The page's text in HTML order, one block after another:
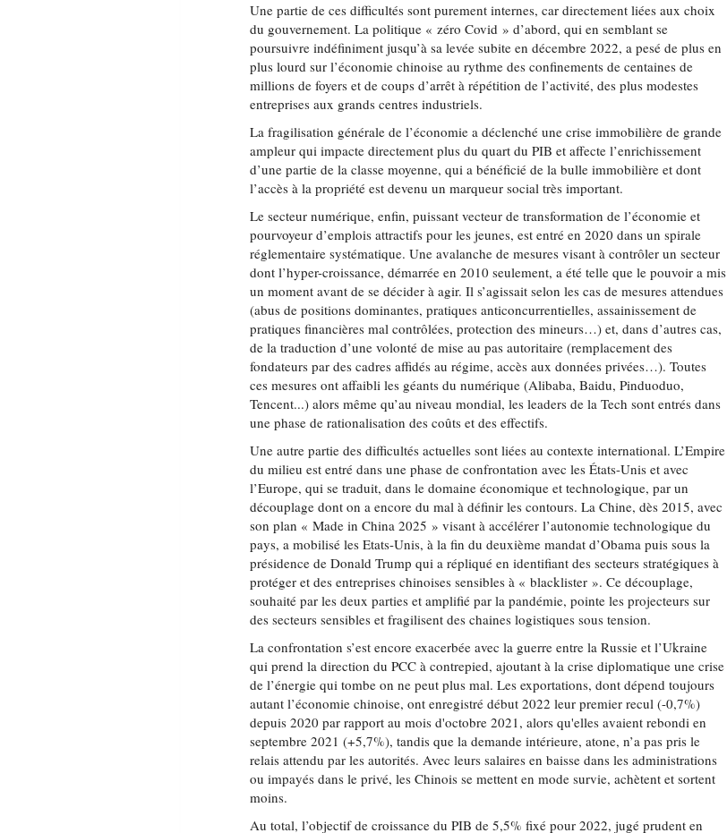
Une partie de ces difficultés sont purement internes, car directement liées aux choix
du gouvernement. La politique « zéro Covid » d’abord, qui en semblant se
poursuivre indéfiniment jusqu’à sa levée subite en décembre 2022, a pesé de plus en
plus lourd sur l’économie chinoise au rythme des confinements de centaines de
millions de foyers et de coups d’arrêt à répétition de l’activité, des plus modestes
entreprises aux grands centres industriels.
La fragilisation générale de l’économie a déclenché une crise immobilière de grande
ampleur qui impacte directement plus du quart du PIB et affecte l’enrichissement
d’une partie de la classe moyenne, qui a bénéficié de la bulle immobilière et dont
l’accès à la propriété est devenu un marqueur social très important.
Le secteur numérique, enfin, puissant vecteur de transformation de l’économie et
pourvoyeur d’emplois attractifs pour les jeunes, est entré en 2020 dans un spirale
réglementaire systématique. Une avalanche de mesures visant à contrôler un secteur
dont l’hyper-croissance, démarrée en 2010 seulement, a été telle que le pouvoir a mis
un moment avant de se décider à agir. Il s’agissait selon les cas de mesures attendues
(abus de positions dominantes, pratiques anticoncurrentielles, assainissement de
pratiques financières mal contrôlées, protection des mineurs…) et, dans d’autres cas,
de la traduction d’une volonté de mise au pas autoritaire (remplacement des
fondateurs par des cadres affidés au régime, accès aux données privées…). Toutes
ces mesures ont affaibli les géants du numérique (Alibaba, Baidu, Pinduoduo,
Tencent...) alors même qu’au niveau mondial, les leaders de la Tech sont entrés dans
une phase de rationalisation des coûts et des effectifs.
Une autre partie des difficultés actuelles sont liées au contexte international. L’Empire
du milieu est entré dans une phase de confrontation avec les États-Unis et avec
l’Europe, qui se traduit, dans le domaine économique et technologique, par un
découplage dont on a encore du mal à définir les contours. La Chine, dès 2015, avec
son plan « Made in China 2025 » visant à accélérer l’autonomie technologique du
pays, a mobilisé les Etats-Unis, à la fin du deuxième mandat d’Obama puis sous la
présidence de Donald Trump qui a répliqué en identifiant des secteurs stratégiques à
protéger et des entreprises chinoises sensibles à « blacklister ». Ce découplage,
souhaité par les deux parties et amplifié par la pandémie, pointe les projecteurs sur
des secteurs sensibles et fragilisent des chaines logistiques sous tension.
La confrontation s’est encore exacerbée avec la guerre entre la Russie et l’Ukraine
qui prend la direction du PCC à contrepied, ajoutant à la crise diplomatique une crise
de l’énergie qui tombe on ne peut plus mal. Les exportations, dont dépend toujours
autant l’économie chinoise, ont enregistré début 2022 leur premier recul (-0,7%)
depuis 2020 par rapport au mois d'octobre 2021, alors qu'elles avaient rebondi en
septembre 2021 (+5,7%), tandis que la demande intérieure, atone, n’a pas pris le
relais attendu par les autorités. Avec leurs salaires en baisse dans les administrations
ou impayés dans le privé, les Chinois se mettent en mode survie, achètent et sortent
moins.
Au total, l’objectif de croissance du PIB de 5,5% fixé pour 2022, jugé prudent en